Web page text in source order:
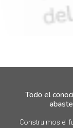
Todo el
Construimos el